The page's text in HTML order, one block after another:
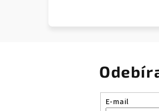
E-mail